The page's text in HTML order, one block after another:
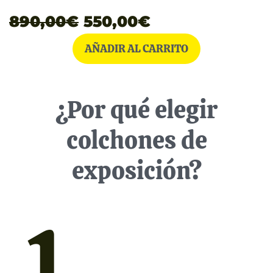
890,00€ 550,00€
AÑADIR AL CARRITO
¿Por qué elegir
colchones de
exposición?